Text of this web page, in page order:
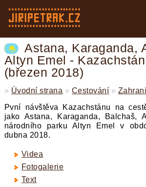
Astana, Karaganda,
Altyn Emel -
(březen 2018)
» Úvodní strana » Cestování »
Pvní návštěva Kazachstánu na
jako Astana, Karaganda, Balchaš,
národního parku Altyn Emel v
dubna 2018.
Videa
Fotogalerie
Text